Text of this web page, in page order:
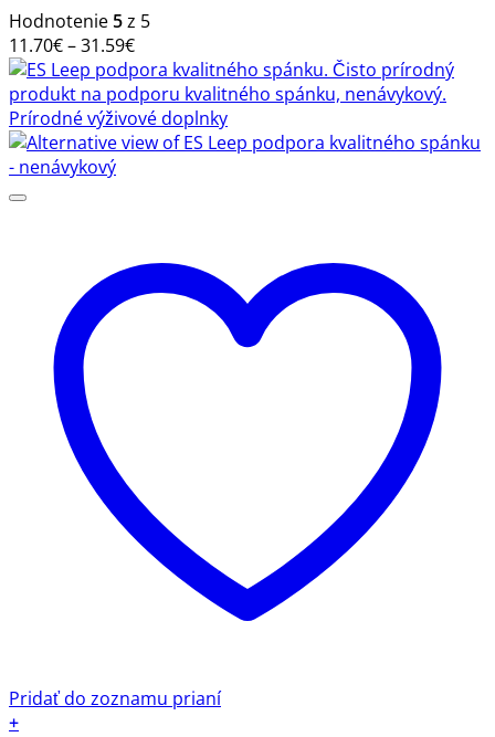
variantov.
Možnosti
si
môžete
vybrať
na
stránke
produktu.
Hodnotenie5z 5
11.70€–31.59€Price
range:
11.70€
through
31.59€
Pridať do zoznamu prianí
+